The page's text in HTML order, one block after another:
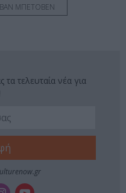
ΜΠΕΤΟΒΕΝ
τελευταία νέα για